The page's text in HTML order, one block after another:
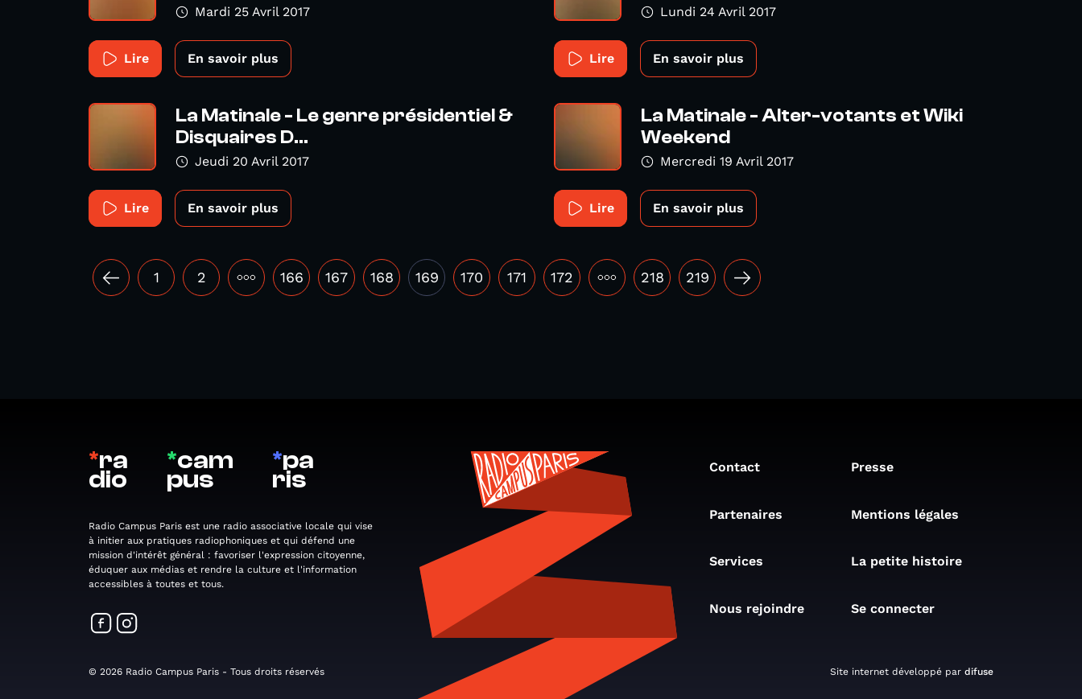
Mardi 25 Avril 2017
Lire En savoir plus
Lundi 24 Avril 2017
Lire En savoir plus
La Matinale - Le genre présidentiel &
Disquaires D...
Jeudi 20 Avril 2017
Lire En savoir plus
La Matinale - Alter-votants et Wiki
Weekend
Mercredi 19 Avril 2017
Lire En savoir plus
1 2 ••• 166 167 168 169 170 171 172 ••• 218 219
*ra
dio
*cam
pus
*pa
ris
Radio Campus Paris est une radio associative locale qui vise
à initier aux pratiques radiophoniques et qui défend une
mission d'intérêt général : favoriser l'expression citoyenne,
éduquer aux médias et rendre la culture et l'information
accessibles à toutes et tous.
Contact Presse
Partenaires Mentions légales
Services La petite histoire
Nous rejoindre Se connecter
© 2026 Radio Campus Paris - Tous droits réservés Site internet développé par difuse